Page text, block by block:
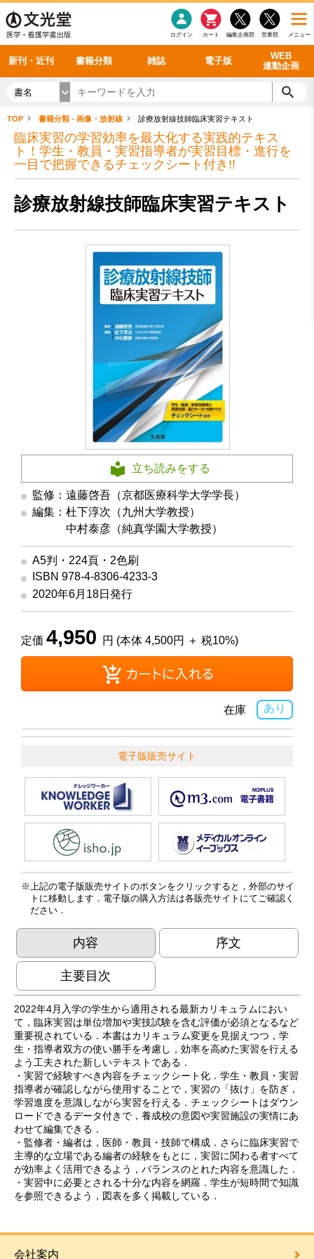
メニュー
営業部
編集企画部
カート
ログイン
新刊・近刊 書籍分類 雑誌 電子版
WEB
連動企画
感染症 老年医学
看護・介護
呼吸器
循環器
シリーズ一覧
雑誌投稿規定
理学療法
雑誌案内・年間購読 最新号 バックナンバー
電子書籍
電子雑誌
書籍「データに基づく臨床動作分析」WEB動画
書籍「眼手術学」WEB動画
書籍「神経症候学 II 改訂第二版」 WEB動画
新刊一覧
今後の発行予定
書名
TOP 書籍分類 - 画像・放射線 診療放射線技師臨床実習テキスト
臨床実習の学習効率を最大化する実践的テキス
ト！学生・教員・実習指導者が実習目標・進行を
一目で把握できるチェックシート付き!!
診療放射線技師臨床実習テキスト
立ち読みをする
監修：遠藤啓吾（京都医療科学大学学長）
編集：杜下淳次（九州大学教授）
中村泰彦（純真学園大学教授）
A5判・224頁・2色刷
ISBN 978-4-8306-4233-3
2020年6月18日発行
定価 4,950 円 (本体 4,500円 ＋ 税10%)
あり
在庫
電子版販売サイト
上記の電子版販売サイトのボタンをクリックすると，外部のサイ
トに移動します．電子版の購入方法は各販売サイトにてご確認く
ださい．
内容 序文
主要目次
2022年4月入学の学生から適用される最新カリキュラムにおい
て，臨床実習は単位増加や実技試験を含む評価が必須となるなど
重要視されている．本書はカリキュラム変更を見据えつつ，学
生・指導者双方の使い勝手を考慮し，効率を高めた実習を行える
よう工夫された新しいテキストである．
・実習で経験すべき内容をチェックシート化．学生・教員・実習
指導者が確認しながら使用することで，実習の「抜け」を防ぎ，
学習進度を意識しながら実習を行える．チェックシートはダウン
ロードできるデータ付きで，養成校の意図や実習施設の実情にあ
わせて編集できる．
・監修者・編者は，医師・教員・技師で構成．さらに臨床実習で
主導的な立場である編者の経験をもとに，実習に関わる者すべて
が効率よく活用できるよう，バランスのとれた内容を意識した．
・実習中に必要とされる十分な内容を網羅．学生が短時間で知識
を参照できるよう，図表を多く掲載している．
会社案内